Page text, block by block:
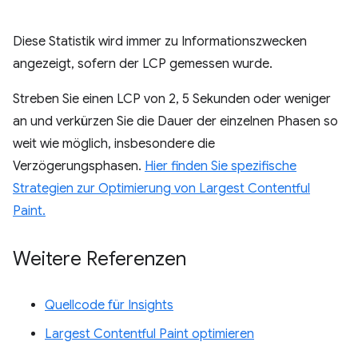
Diese Statistik wird immer zu Informationszwecken
angezeigt, sofern der LCP gemessen wurde.
Streben Sie einen LCP von 2, 5 Sekunden oder weniger
an und verkürzen Sie die Dauer der einzelnen Phasen so
weit wie möglich, insbesondere die
Verzögerungsphasen. Hier finden Sie spezifische
Strategien zur Optimierung von Largest Contentful
Paint.
Weitere Referenzen
Quellcode für Insights
Largest Contentful Paint optimieren